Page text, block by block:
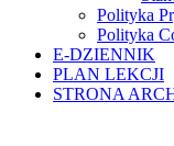
Polityka
Polityka
E-DZIENNIK
PLAN LEKCJI
STRONA